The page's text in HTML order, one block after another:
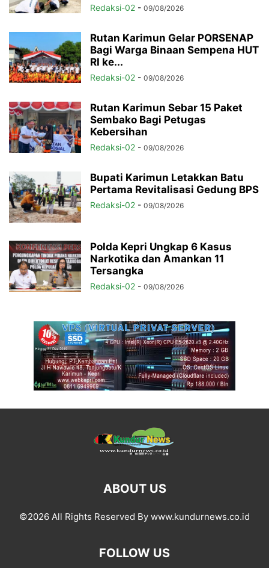
Redaksi-02 - 09/08/2026
Rutan Karimun Gelar PORSENAP
Bagi Warga Binaan Sempena HUT
RI ke...
Redaksi-02 - 09/08/2026
Rutan Karimun Sebar 15 Paket
Sembako Bagi Petugas
Kebersihan
Redaksi-02 - 09/08/2026
Bupati Karimun Letakkan Batu
Pertama Revitalisasi Gedung BPS
Redaksi-02 - 09/08/2026
Polda Kepri Ungkap 6 Kasus
Narkotika dan Amankan 11
Tersangka
Redaksi-02 - 09/08/2026
ABOUT US
©2026 All Rights Reserved By www.kundurnews.co.id
FOLLOW US